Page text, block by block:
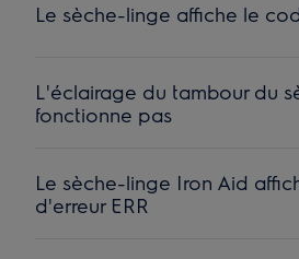
Le sèche-linge affiche le
L'éclairage du tambour du
fonctionne pas
Le sèche-linge Iron Aid
d'erreur ERR